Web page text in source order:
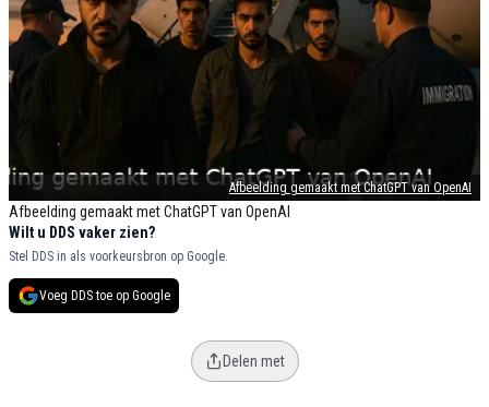
Afbeelding gemaakt met ChatGPT van OpenAI
Afbeelding gemaakt met ChatGPT van OpenAI
Wilt u DDS vaker zien?
Stel DDS in als voorkeursbron op Google.
Voeg DDS toe op Google
Delen met